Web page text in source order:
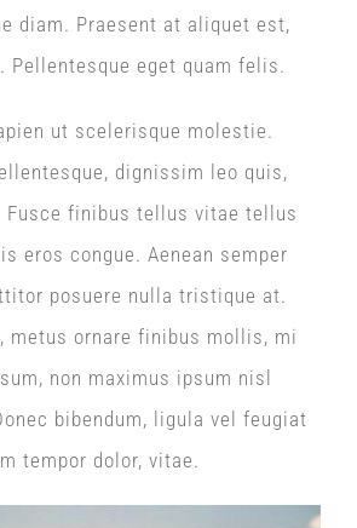
diam. Praesent at aliquet est,
Pellentesque eget quam felis.
ut scelerisque molestie.
dignissim leo quis,
Fusce finibus tellus vitae tellus
eros congue. Aenean semper
posuere nulla tristique at.
metus ornare finibus mollis, mi
non maximus ipsum nisl
bibendum, ligula vel feugiat
tempor dolor, vitae.